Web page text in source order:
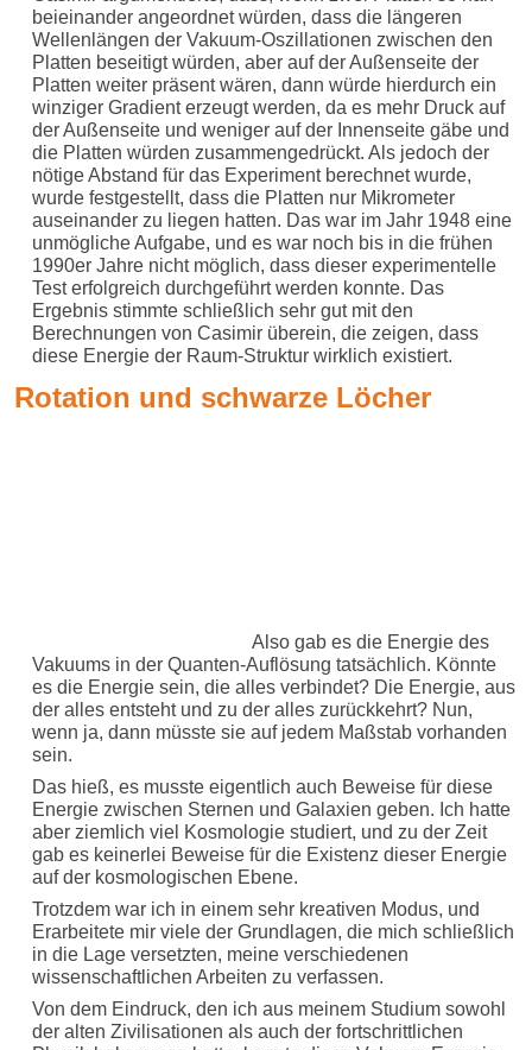
beieinander angeordnet würden, dass die längeren
Wellenlängen der Vakuum-Oszillationen zwischen den
Platten beseitigt würden, aber auf der Außenseite der
Platten weiter präsent wären, dann würde hierdurch ein
winziger Gradient erzeugt werden, da es mehr Druck auf
der Außenseite und weniger auf der Innenseite gäbe und
die Platten würden zusammengedrückt. Als jedoch der
nötige Abstand für das Experiment berechnet wurde,
wurde festgestellt, dass die Platten nur Mikrometer
auseinander zu liegen hatten. Das war im Jahr 1948 eine
unmögliche Aufgabe, und es war noch bis in die frühen
1990er Jahre nicht möglich, dass dieser experimentelle
Test erfolgreich durchgeführt werden konnte. Das
Ergebnis stimmte schließlich sehr gut mit den
Berechnungen von Casimir überein, die zeigen, dass
diese Energie der Raum-Struktur wirklich existiert.
Rotation und schwarze Löcher
Also gab es die Energie des
Vakuums in der Quanten-Auflösung tatsächlich. Könnte
es die Energie sein, die alles verbindet? Die Energie, aus
der alles entsteht und zu der alles zurückkehrt? Nun,
wenn ja, dann müsste sie auf jedem Maßstab vorhanden
sein.
Das hieß, es musste eigentlich auch Beweise für diese
Energie zwischen Sternen und Galaxien geben. Ich hatte
aber ziemlich viel Kosmologie studiert, und zu der Zeit
gab es keinerlei Beweise für die Existenz dieser Energie
auf der kosmologischen Ebene.
Trotzdem war ich in einem sehr kreativen Modus, und
Erarbeitete mir viele der Grundlagen, die mich schließlich
in die Lage versetzten, meine verschiedenen
wissenschaftlichen Arbeiten zu verfassen.
Von dem Eindruck, den ich aus meinem Studium sowohl
der alten Zivilisationen als auch der fortschrittlichen